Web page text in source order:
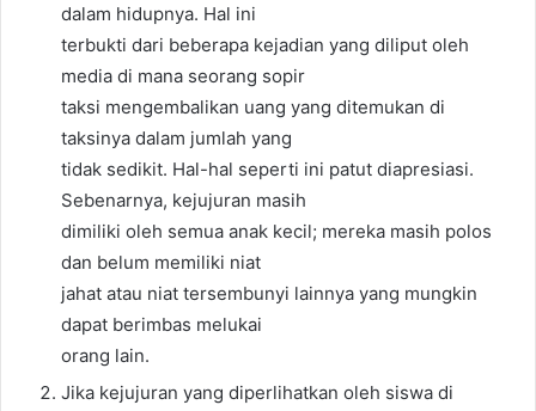
dalam hidupnya. Hal ini
terbukti dari beberapa kejadian yang diliput oleh
media di mana seorang sopir
taksi mengembalikan uang yang ditemukan di
taksinya dalam jumlah yang
tidak sedikit. Hal-hal seperti ini patut diapresiasi.
Sebenarnya, kejujuran masih
dimiliki oleh semua anak kecil; mereka masih polos
dan belum memiliki niat
jahat atau niat tersembunyi lainnya yang mungkin
dapat berimbas melukai
orang lain.
Jika kejujuran yang diperlihatkan oleh siswa di